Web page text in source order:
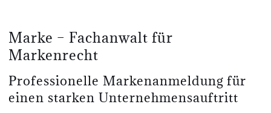
Marke – Fachanwalt für
Markenrecht
Professionelle Markenanmeldung für
einen starken Unternehmensauftritt